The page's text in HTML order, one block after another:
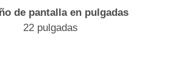
de pantalla en pulgadas
22 pulgadas